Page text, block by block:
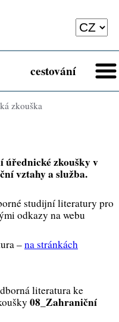
cestování
zkouška
zkoušky v
vztahy a služba.
studijní literatury pro
odkazy na webu
–na stránkách
literatura ke
08_Zahraniční